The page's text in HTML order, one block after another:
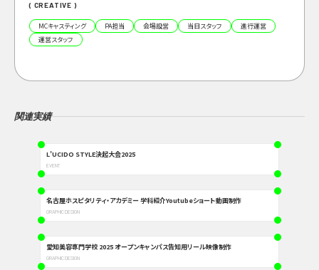
( CREATIVE )
MCキャスティング PA担当 会場設営 当日スタッフ
進行運営
運営スタッフ
関連実績
L’UCIDO STYLE決起大会2025
EVENT
名古屋ホスピタリティ・アカデミー 学科紹介Youtubeショート動画制作
GRAPHIC DESIGN
愛知美容専門学校 2025 オープンキャンパス告知用リール映像制作
GRAPHIC DESIGN